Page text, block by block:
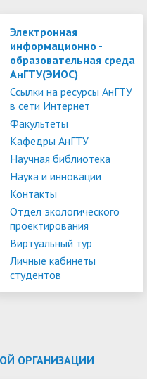
Электронная
информационно -
образовательная среда
АнГТУ(ЭИОС)
Ссылки на ресурсы АнГТУ
в сети Интернет
Факультеты
Кафедры АнГТУ
Научная библиотека
Наука и инновации
Контакты
Отдел экологического
проектирования
Виртуальный тур
Личные кабинеты
студентов
ОРГАНИЗАЦИИ